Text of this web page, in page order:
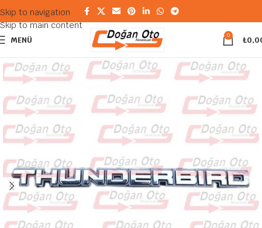
Skip to navigation
Skip to main content
MENÜ 0 ₺